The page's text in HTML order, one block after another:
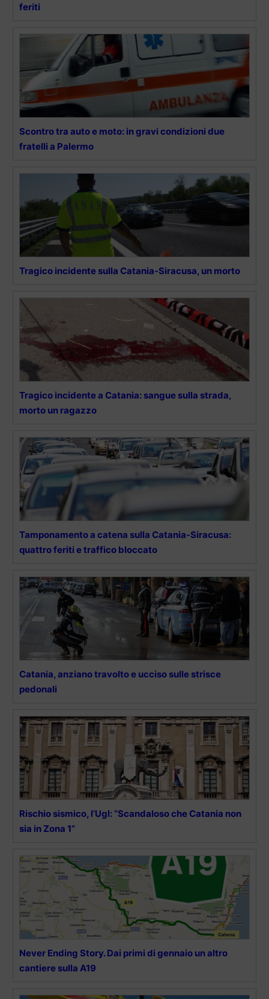
feriti
Scontro tra auto e moto: in gravi condizioni due
fratelli a Palermo
Tragico incidente sulla Catania-Siracusa, un morto
Tragico incidente a Catania: sangue sulla strada,
morto un ragazzo
Tamponamento a catena sulla Catania-Siracusa:
quattro feriti e traffico bloccato
Catania, anziano travolto e ucciso sulle strisce
pedonali
Rischio sismico, l’Ugl: “Scandaloso che Catania non
sia in Zona 1”
Never Ending Story. Dai primi di gennaio un altro
cantiere sulla A19